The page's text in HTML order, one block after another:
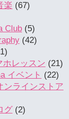
楽 (67)
Club (5)
(42)
ホレッスン (21)
イベント (22)
ラインストア
グ (2)